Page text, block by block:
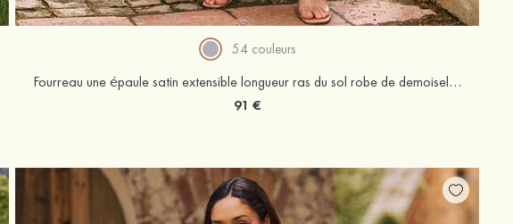
54 couleurs
Fourreau une épaule satin extensible longueur ras du sol robe de demoiselle d'honneur avec plissé drapé latéral
91 €